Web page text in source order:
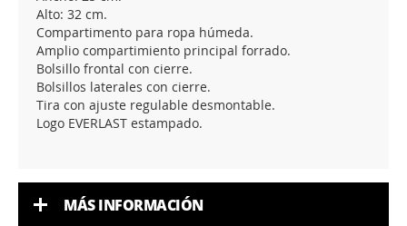
Alto: 32 cm.
Compartimento para ropa húmeda.
Amplio compartimiento principal forrado.
Bolsillo frontal con cierre.
Bolsillos laterales con cierre.
Tira con ajuste regulable desmontable.
Logo EVERLAST estampado.
MÁS INFORMACIÓN